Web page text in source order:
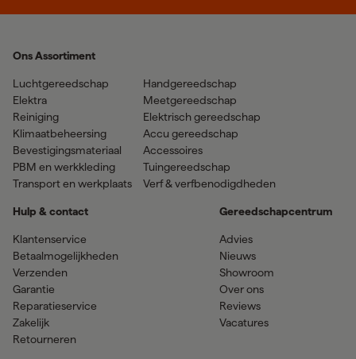
Ons Assortiment
Luchtgereedschap
Elektra
Reiniging
Klimaatbeheersing
Bevestigingsmateriaal
PBM en werkkleding
Transport en werkplaats
Handgereedschap
Meetgereedschap
Elektrisch gereedschap
Accu gereedschap
Accessoires
Tuingereedschap
Verf & verfbenodigdheden
Hulp & contact
Klantenservice
Betaalmogelijkheden
Verzenden
Garantie
Reparatieservice
Zakelijk
Retourneren
Gereedschapcentrum
Advies
Nieuws
Showroom
Over ons
Reviews
Vacatures